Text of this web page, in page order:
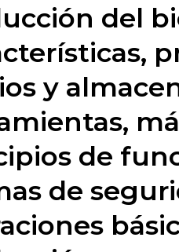
del
y
de
de